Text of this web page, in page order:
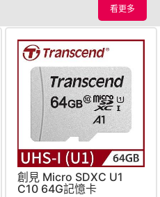
看更多
創見 Micro SDXC U1
C10 64G記憶卡